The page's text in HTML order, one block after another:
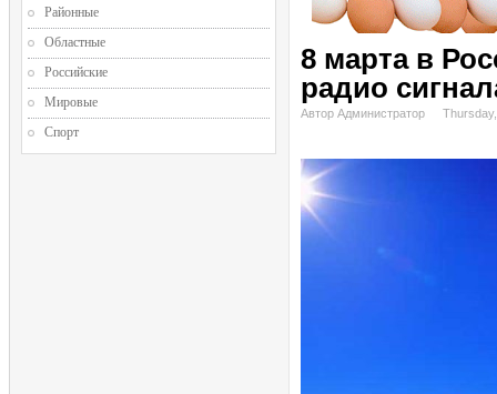
8 марта в
радио
Автор Администратор
Районные
Областные
Российские
Мировые
Спорт